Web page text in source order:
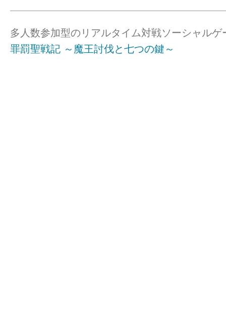
多人数参加型のリアルタイム対戦ソーシャルゲ
罪罰聖戦記 ～魔王討伐と七つの鍵～